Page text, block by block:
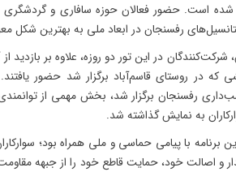
است. حضور فعالان حوزه سافاری و
رفسنجان در ابعاد ملی به بهترین شکل
شرکت‌کنندگان در این تور دو روزه، علاوه بر بازدید
که در روستای قاسم‌آباد برگزار شد حضور
رفسنجان برگزار شد، بخش مهمی از
به نمایش گذاشته شد.
برنامه با پیامی حماسی و ملی همراه بود؛
و اصالت خود، حمایت قاطع خود را از جبهه